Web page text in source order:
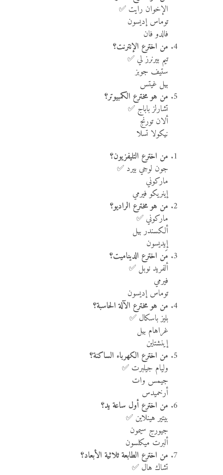
الإخوان رايت ✅
توماس إديسون
فالدو فان
من اخترع الإنترنت؟
تيم بيرنرز لي ✅
ستيف جوبز
بيل غيتس
من هو مخترع الكمبيوتر؟
تشارلز باباج ✅
ألان تورنج
نيكولا تسلا
من اخترع التليفزيون؟
جون لوجي بيرد ✅
ماركوني
إينريكو فيرمي
من هو مخترع الراديو؟
ماركوني ✅
ألكسندر بيل
إيديسون
مَن اخترع الديناميت؟
ألفريد نوبل ✅
فيرمي
توماس إديسون
من هو مخترع الآلة الحاسبة؟
بليز باسكال ✅
غراهام بيل
إينشتاين
من اخترع الكهرباء الساكنة؟
وليام جيلبرت ✅
جيمس وات
أرخميدس
من اخترع أول ساعة يد؟
بيتير هينلاين ✅
جيورج سيمون
ألبرت ميكلسون
من اخترع الطابعة ثلاثية الأبعاد؟
تشاك هال ✅